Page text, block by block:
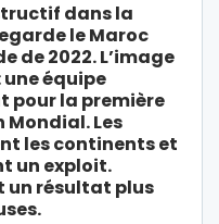
dans la
le Maroc
de 2022. L’image
équipe
pour la première
Mondial. Les
les continents et
un exploit.
un résultat plus